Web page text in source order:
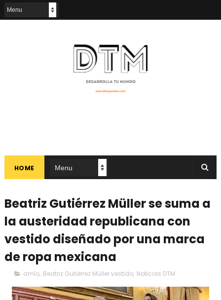
HOME
Beatriz Gutiérrez Müller se suma a
la austeridad republicana con
vestido diseñado por una marca
de ropa mexicana
amlo, Beatriz Gutiérrez Müller vestido, Noticias DTM